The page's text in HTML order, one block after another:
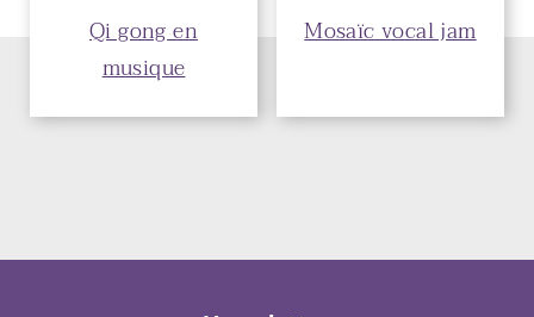
Qi gong en
musique
Mosaïc vocal jam